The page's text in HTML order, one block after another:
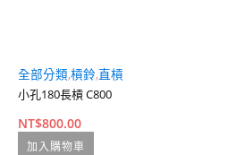
加入購物車
全部分類,槓鈴,直槓
小孔180長槓 C800
NT$800.00